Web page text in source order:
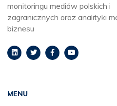
monitoringu mediów polskich i
zagranicznych oraz analityki
biznesu
MENU